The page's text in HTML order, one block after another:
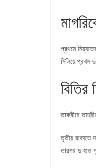
প্রথমে
মিলিয়ে প্রথম
বিতির
তাকবীরে
তৃতীয় রাকাতে
তারপর দু হাত